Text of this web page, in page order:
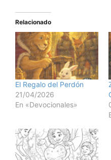
Relacionado
El Regalo del Perdón
21/04/2026
En «Devocionales»